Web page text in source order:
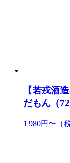
【若戎酒
だもん（
1,980円〜 （